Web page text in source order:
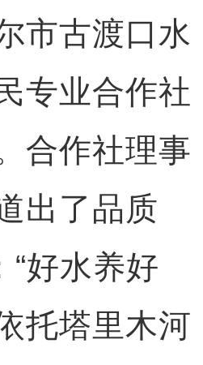
市古渡口水
专业合作社
合作社理事
出了品质
“好水养好
托塔里木河